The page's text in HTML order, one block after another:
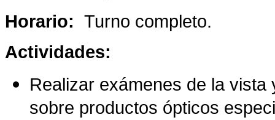
Horario: Turno completo.
Actividades:
Realizar exámenes de la
sobre productos ópticos